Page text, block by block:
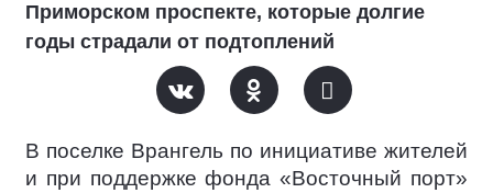
Приморском проспекте, которые долгие
годы страдали от подтоплений
В поселке Врангель по инициативе жителей
и при поддержке фонда «Восточный порт»